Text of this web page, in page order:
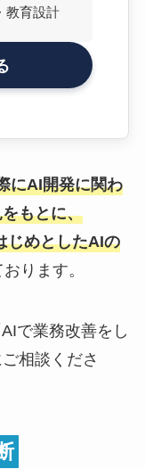
教育設計
にAI開発に関わ
もとに、
めとしたAIの
ります。
で業務改善をし
相談くださ